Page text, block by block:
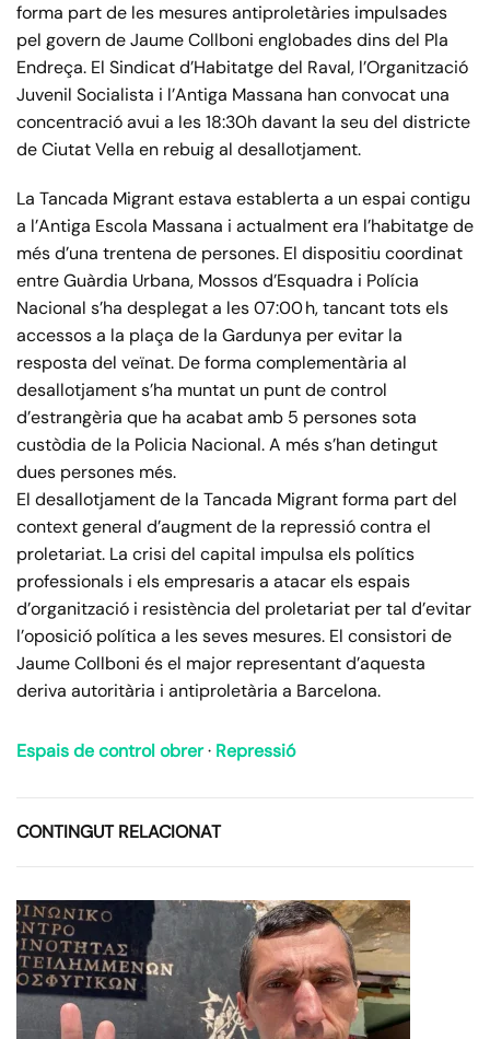
forma part de les mesures antiproletàries impulsades
pel govern de Jaume Collboni englobades dins del Pla
Endreça. El Sindicat d’Habitatge del Raval, l’Organització
Juvenil Socialista i l’Antiga Massana han convocat una
concentració avui a les 18:30h davant la seu del districte
de Ciutat Vella en rebuig al desallotjament.
La Tancada Migrant estava establerta a un espai contigu
a l’Antiga Escola Massana i actualment era l’habitatge de
més d’una trentena de persones. El dispositiu coordinat
entre Guàrdia Urbana, Mossos d’Esquadra i Polícia
Nacional s’ha desplegat a les 07:00 h, tancant tots els
accessos a la plaça de la Gardunya per evitar la
resposta del veïnat. De forma complementària al
desallotjament s’ha muntat un punt de control
d’estrangèria que ha acabat amb 5 persones sota
custòdia de la Policia Nacional. A més s’han detingut
dues persones més.
El desallotjament de la Tancada Migrant forma part del
context general d’augment de la repressió contra el
proletariat. La crisi del capital impulsa els polítics
professionals i els empresaris a atacar els espais
d’organització i resistència del proletariat per tal d’evitar
l’oposició política a les seves mesures. El consistori de
Jaume Collboni és el major representant d’aquesta
deriva autoritària i antiproletària a Barcelona.
Espais de control obrer· Repressió
CONTINGUT RELACIONAT